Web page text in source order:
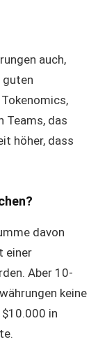
auch,
guten
Teams, das
höher, dass
davon
einer
Aber 10-
keine
in